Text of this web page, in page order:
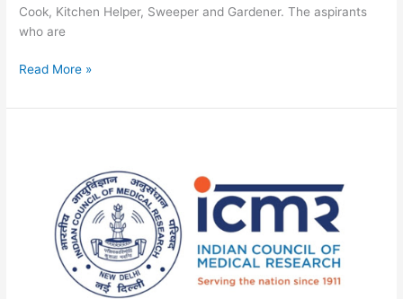
Cook, Kitchen Helper, Sweeper and Gardener. The aspirants
who are
Kerala
Recruitment
Openings
Read More »